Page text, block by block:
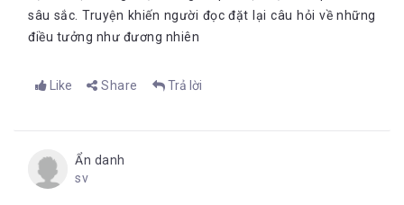
sâu sắc. Truyện khiến người đọc đặt lại câu hỏi về những
điều tưởng như đương nhiên
Like Share Trả lời
Ẩn danh
sv